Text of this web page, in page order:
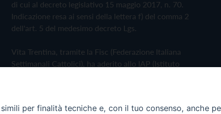
di cui al decreto legislativo 15 maggio 2017, n. 70.
Indicazione resa ai sensi della lettera f) del comma 2
dell'art. 5 del medesimo decreto Lgs.
Vita Trentina, tramite la Fisc (Federazione Italiana
Settimanali Cattolici), ha aderito allo IAP (Istituto
Privacy Policy Cookie Policy
per finalità tecniche e, con il tuo consenso, anche